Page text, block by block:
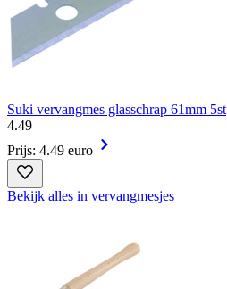
Suki vervangmes glasschrap 61mm 5st
4.49
Prijs: 4.49 euro
Bekijk alles in vervangmesjes